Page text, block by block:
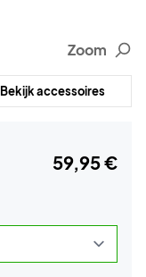
Zoom
Bekijk accessoires
59,95 €